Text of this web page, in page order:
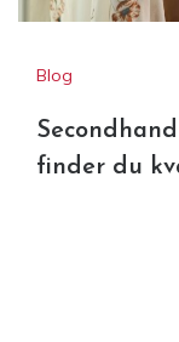
Blog
finder du